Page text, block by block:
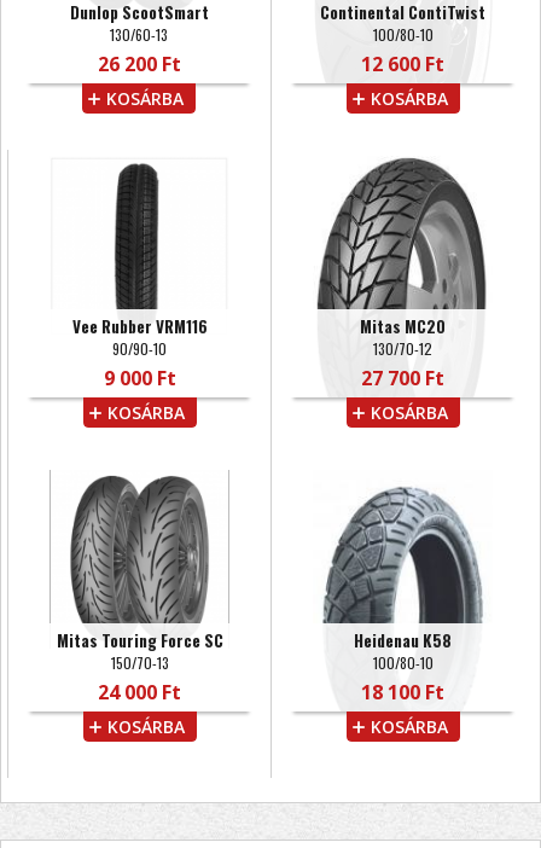
Dunlop ScootSmart
130/60-13
26 200 Ft
KOSÁRBA
Continental ContiTwist
100/80-10
12 600 Ft
KOSÁRBA
Vee Rubber VRM116
90/90-10
9 000 Ft
KOSÁRBA
Mitas MC20
130/70-12
27 700 Ft
KOSÁRBA
Mitas Touring Force SC
150/70-13
24 000 Ft
KOSÁRBA
Heidenau K58
100/80-10
18 100 Ft
KOSÁRBA